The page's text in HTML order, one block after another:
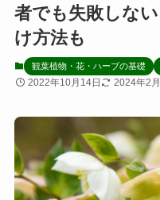
者でも失敗しな
け方法も
観葉植物・花・ハーブの基礎
2022年10月14日 2024年2